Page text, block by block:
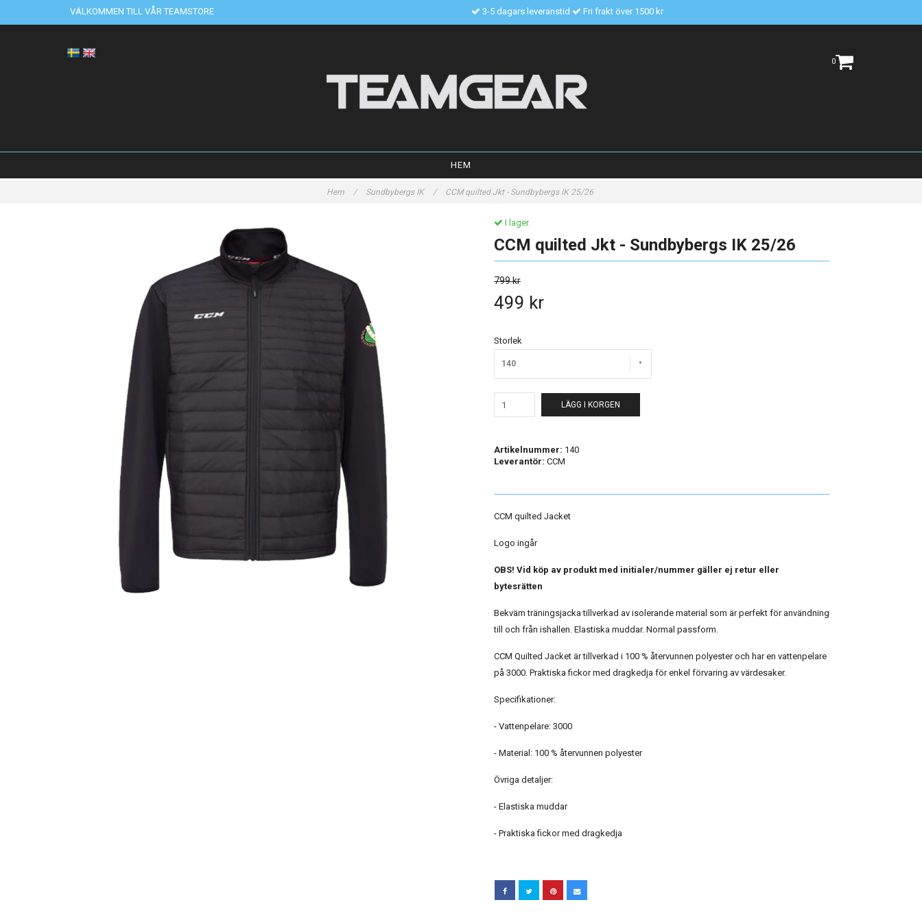
VÄLKOMMEN TILL VÅR TEAMSTORE 3-5 dagars leveranstid Fri frakt över 1500 kr
0
HEM
Hem / Sundbybergs IK / CCM quilted Jkt - Sundbybergs IK 25/26
I lager.
CCM quilted Jkt - Sundbybergs IK 25/26
799 kr
499 kr
Storlek
140
LÄGG I KORGEN
Artikelnummer: 140
Leverantör: CCM
CCM quilted Jacket
Logo ingår
OBS! Vid köp av produkt med initialer/nummer gäller ej retur eller
bytesrätten
Bekväm träningsjacka tillverkad av isolerande material som är perfekt för användning
till och från ishallen. Elastiska muddar. Normal passform.
CCM Quilted Jacket är tillverkad i 100 % återvunnen polyester och har en vattenpelare
på 3000. Praktiska fickor med dragkedja för enkel förvaring av värdesaker.
Specifikationer:
- Vattenpelare: 3000
- Material: 100 % återvunnen polyester
Övriga detaljer:
- Elastiska muddar
- Praktiska fickor med dragkedja